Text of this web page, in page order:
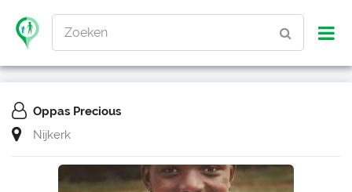
Zoeken
Oppas Precious
Nijkerk